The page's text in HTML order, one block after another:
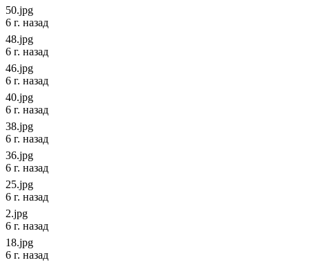
50.jpg
6 г. назад
48.jpg
6 г. назад
46.jpg
6 г. назад
40.jpg
6 г. назад
38.jpg
6 г. назад
36.jpg
6 г. назад
25.jpg
6 г. назад
2.jpg
6 г. назад
18.jpg
6 г. назад